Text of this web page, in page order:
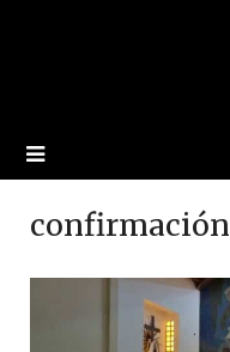
confirmación